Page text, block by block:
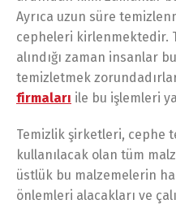
Ayrıca uzun süre
cepheleri kirlenmektedir.
alındığı zaman insanlar
temizletmek
firmaları ile bu işlemleri
Temizlik şirketleri, cephe
kullanılacak olan tüm
üstlük bu malzemelerin
önlemleri alacakları ve